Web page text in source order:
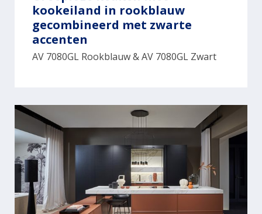
kookeiland in rookblauw
gecombineerd met zwarte
accenten
AV 7080GL Rookblauw & AV 7080GL Zwart